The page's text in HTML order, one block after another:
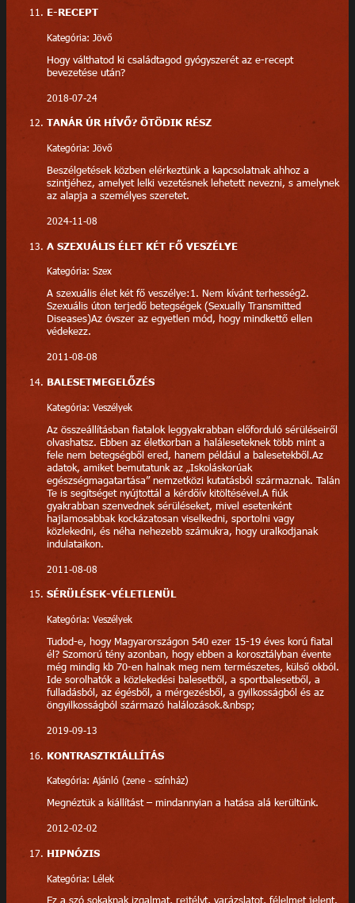
E-RECEPT
Kategória: Jövő
Hogy válthatod ki családtagod gyógyszerét az e-recept
bevezetése után?
2018-07-24
TANÁR ÚR HÍVŐ? ÖTÖDIK RÉSZ
Kategória: Jövő
Beszélgetések közben elérkeztünk a kapcsolatnak ahhoz a
szintjéhez, amelyet lelki vezetésnek lehetett nevezni, s amelynek
az alapja a személyes szeretet.
2024-11-08
A SZEXUÁLIS ÉLET KÉT FŐ VESZÉLYE
Kategória: Szex
A szexuális élet két fő veszélye:1. Nem kívánt terhesség2.
Szexuális úton terjedő betegségek (Sexually Transmitted
Diseases)Az óvszer az egyetlen mód, hogy mindkettő ellen
védekezz.
2011-08-08
BALESETMEGELŐZÉS
Kategória: Veszélyek
Az összeállításban fiatalok leggyakrabban előforduló sérüléseiről
olvashatsz. Ebben az életkorban a haláleseteknek több mint a
fele nem betegségből ered, hanem például a balesetekből.Az
adatok, amiket bemutatunk az „Iskoláskorúak
egészségmagatartása” nemzetközi kutatásból származnak. Talán
Te is segítséget nyújtottál a kérdőív kitöltésével.A fiúk
gyakrabban szenvednek sérüléseket, mivel esetenként
hajlamosabbak kockázatosan viselkedni, sportolni vagy
közlekedni, és néha nehezebb számukra, hogy uralkodjanak
indulataikon.
2011-08-08
SÉRÜLÉSEK-VÉLETLENÜL
Kategória: Veszélyek
Tudod-e, hogy Magyarországon 540 ezer 15-19 éves korú fiatal
él? Szomorú tény azonban, hogy ebben a korosztályban évente
még mindig kb 70-en halnak meg nem természetes, külső okból.
Ide sorolhatók a közlekedési balesetből, a sportbalesetből, a
fulladásból, az égésből, a mérgezésből, a gyilkosságból és az
öngyilkosságból származó halálozások.&nbsp;
2019-09-13
KONTRASZTKIÁLLÍTÁS
Kategória: Ajánló (zene - színház)
Megnéztük a kiállítást – mindannyian a hatása alá kerültünk.
2012-02-02
HIPNÓZIS
Kategória: Lélek
Ez a szó sokaknak izgalmat, rejtélyt, varázslatot, félelmet jelent.